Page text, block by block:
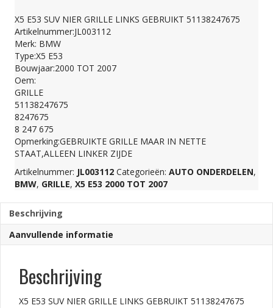
SUV
NIER
GRILLE
LINKS
GEBRUIKT
51138247675
aantal
X5 E53 SUV NIER GRILLE LINKS GEBRUIKT 51138247675
Artikelnummer:JL003112
Merk: BMW
Type:X5 E53
Bouwjaar:2000 TOT 2007
Oem:
GRILLE
51138247675
8247675
8 247 675
Opmerking:GEBRUIKTE GRILLE MAAR IN NETTE
STAAT,ALLEEN LINKER ZIJDE
Artikelnummer: JL003112 Categorieën: AUTO ONDERDELEN,
BMW, GRILLE, X5 E53 2000 TOT 2007
Beschrijving
Aanvullende informatie
Beschrijving
X5 E53 SUV NIER GRILLE LINKS GEBRUIKT 51138247675